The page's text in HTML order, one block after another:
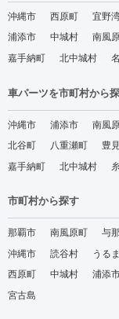
沖縄市 西原町 宜野
浦添市
中城村 南風
嘉手納町
北中城村
車パーツを市町村から
沖縄市 浦添市 南風
北谷町
八重瀬町 豊
嘉手納町
北中城村
市町村から探す
那覇市 南風原町 与
沖縄市
読谷村 うる
西原町
中城村 浦添
宮古島